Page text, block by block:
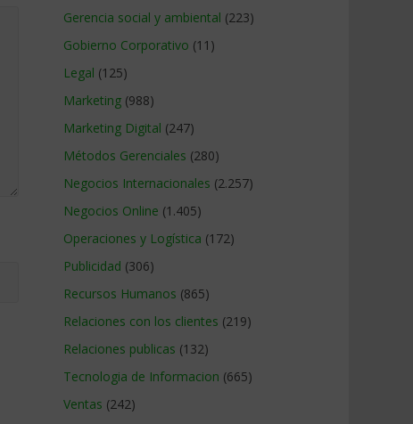
Gerencia social y ambiental (223)
Gobierno Corporativo (11)
Legal (125)
Marketing (988)
Marketing Digital (247)
Métodos Gerenciales (280)
Negocios Internacionales (2.257)
Negocios Online (1.405)
Operaciones y Logística (172)
Publicidad (306)
Recursos Humanos (865)
Relaciones con los clientes (219)
Relaciones publicas (132)
Tecnologia de Informacion (665)
Ventas (242)